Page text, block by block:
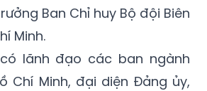
Ban Chỉ huy Bộ đội Biên
Minh.
lãnh đạo các ban ngành
Chí Minh, đại diện Đảng ủy,